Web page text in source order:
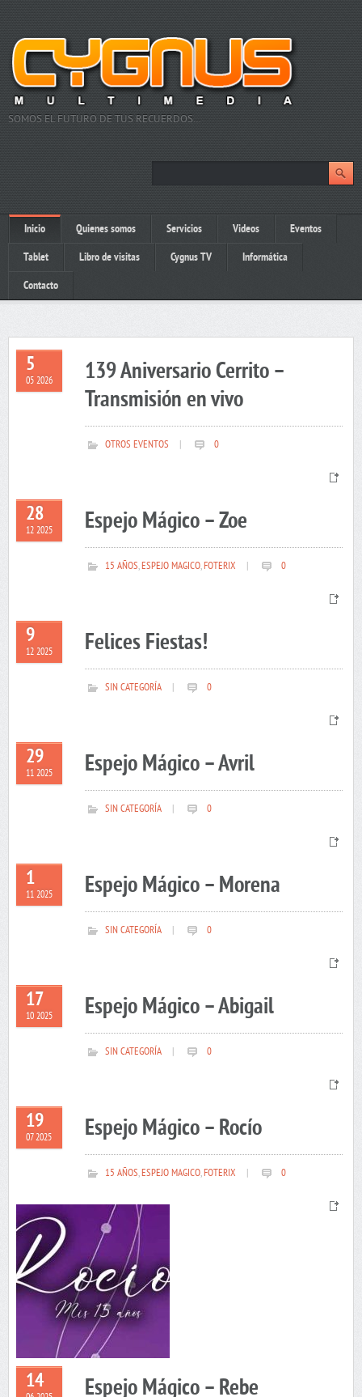
SOMOS EL FUTURO DE TUS RECUERDOS…
Inicio Quienes somos Servicios Videos Eventos
Tablet Libro de visitas Cygnus TV Informática
Contacto
5
05 2026
139 Aniversario Cerrito –
Transmisión en vivo
OTROS EVENTOS 0
28
12 2025 Espejo Mágico – Zoe
15 AÑOS,ESPEJO MAGICO,FOTERIX 0
9
12 2025 Felices Fiestas!
SIN CATEGORÍA 0
29
11 2025 Espejo Mágico – Avril
SIN CATEGORÍA 0
1
11 2025 Espejo Mágico – Morena
SIN CATEGORÍA 0
17
10 2025 Espejo Mágico – Abigail
SIN CATEGORÍA 0
19
07 2025 Espejo Mágico – Rocío
15 AÑOS,ESPEJO MAGICO,FOTERIX 0
14 Espejo Mágico – Rebe